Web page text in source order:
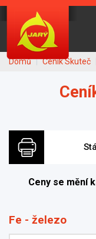
Přejít
hlavnímu
obsahu
Domů Ceník Skuteč
Ceny se mění
Fe - železo